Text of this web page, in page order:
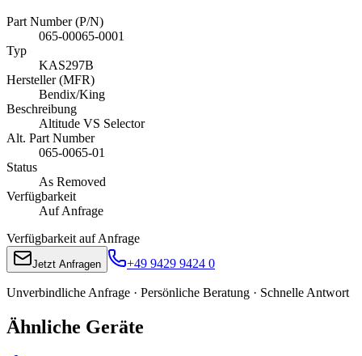
Part Number (P/N)
065-00065-0001
Typ
KAS297B
Hersteller (MFR)
Bendix/King
Beschreibung
Altitude VS Selector
Alt. Part Number
065-0065-01
Status
As Removed
Verfügbarkeit
Auf Anfrage
Verfügbarkeit auf Anfrage
Jetzt Anfragen +49 9429 9424 0
Unverbindliche Anfrage · Persönliche Beratung · Schnelle Antwort
Ähnliche Geräte